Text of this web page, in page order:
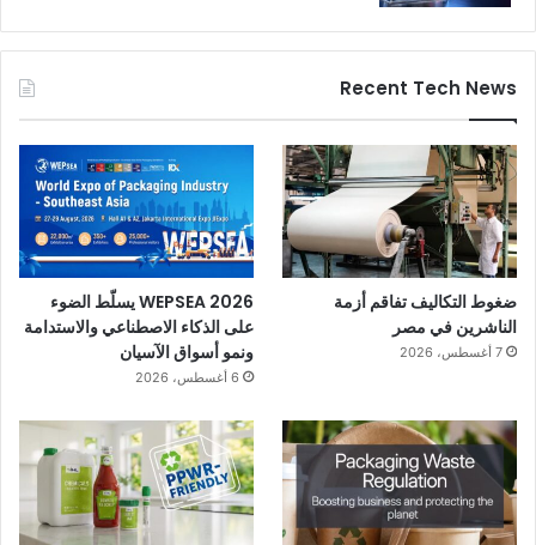
Recent Tech News
ضغوط التكاليف تفاقم أزمة
الناشرين في مصر
7 أغسطس، 2026
WEPSEA 2026 يسلّط الضوء
على الذكاء الاصطناعي والاستدامة
ونمو أسواق الآسيان
6 أغسطس، 2026